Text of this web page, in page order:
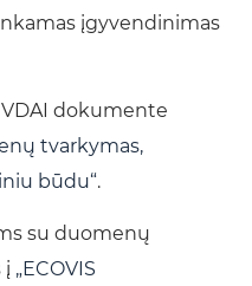
įgyvendinimas
dokumente
tvarkymas,
būdu“.
su duomenų
į „ECOVIS